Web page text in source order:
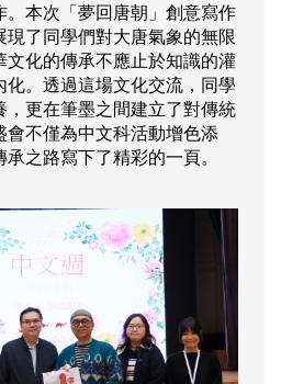
。本次「夢回唐朝」創意寫作
現了同學們對大唐氣象的無限
文化的傳承不應止於知識的灌
化。透過這場文化交流，同學
，更在筆墨之間建立了對傳統
會不僅為中文科活動增色添
之路寫下了精彩的一頁。